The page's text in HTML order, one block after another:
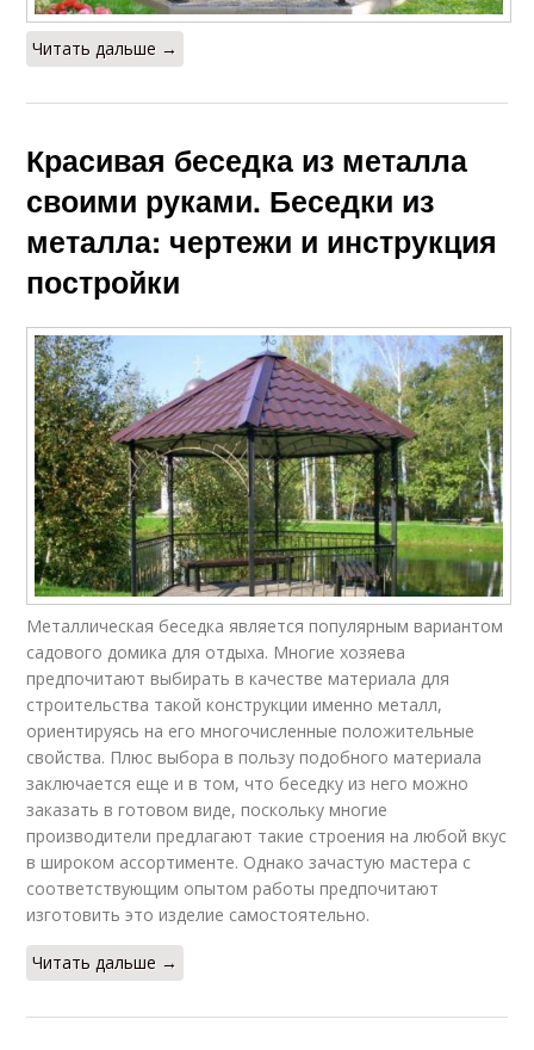
Читать дальше →
Красивая беседка из металла
своими руками. Беседки из
металла: чертежи и инструкция
постройки
Металлическая беседка является популярным вариантом
садового домика для отдыха. Многие хозяева
предпочитают выбирать в качестве материала для
строительства такой конструкции именно металл,
ориентируясь на его многочисленные положительные
свойства. Плюс выбора в пользу подобного материала
заключается еще и в том, что беседку из него можно
заказать в готовом виде, поскольку многие
производители предлагают такие строения на любой вкус
в широком ассортименте. Однако зачастую мастера с
соответствующим опытом работы предпочитают
изготовить это изделие самостоятельно.
Читать дальше →